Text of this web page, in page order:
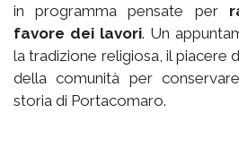
in programma pensate per
favore dei lavori. Un
la tradizione religiosa, il piacere
della comunità per
storia di Portacomaro.